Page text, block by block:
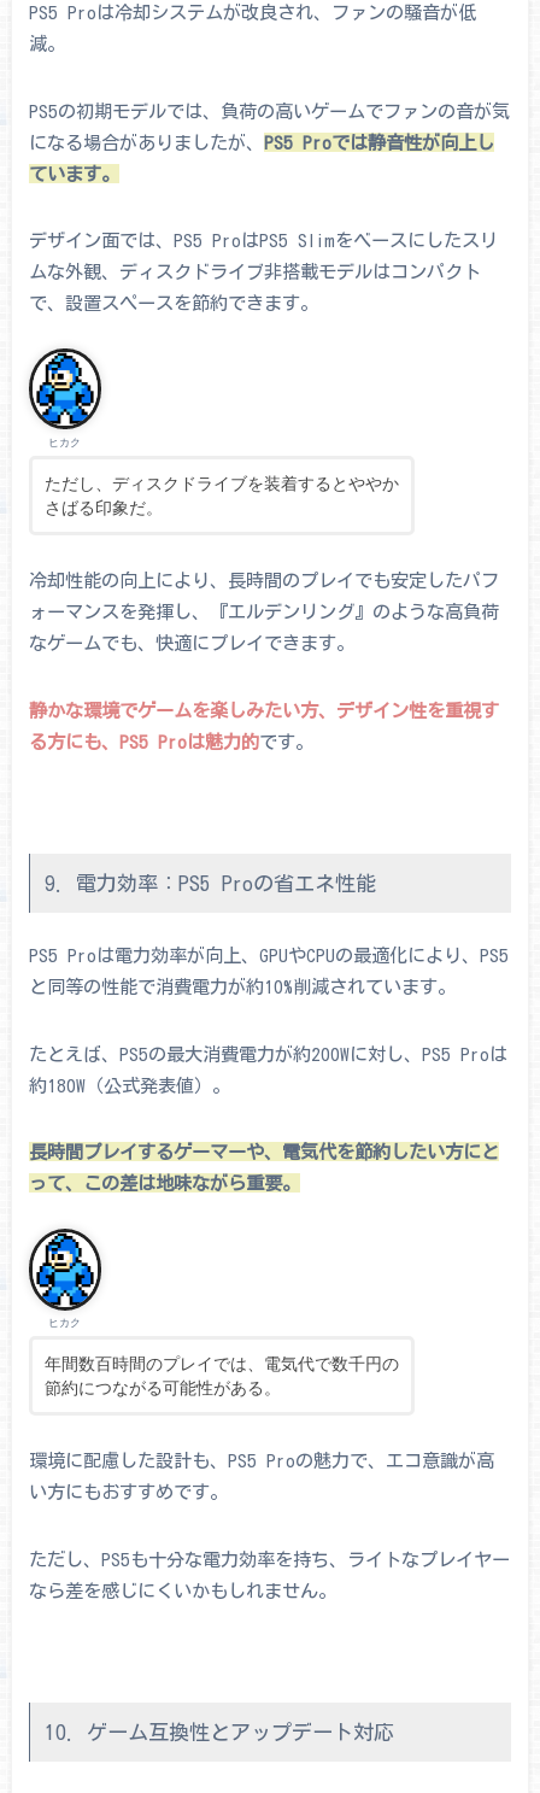
PS5 Proは冷却システムが改良され、ファンの騒音が低
減。
PS5の初期モデルでは、負荷の高いゲームでファンの音が気
になる場合がありましたが、 PS5 Proでは静音性が向上し
ています。
デザイン面では、PS5 ProはPS5 Slimをベースにしたスリ
ムな外観、ディスクドライブ非搭載モデルはコンパクト
で、設置スペースを節約できます。
ヒカク
ただし、ディスクドライブを装着するとややか
さばる印象だ。
冷却性能の向上により、長時間のプレイでも安定したパフ
ォーマンスを発揮し、『エルデンリング』のような高負荷
なゲームでも、快適にプレイできます。
静かな環境でゲームを楽しみたい方、デザイン性を重視す
る方にも、PS5 Proは魅力的です。
9. 電力効率：PS5 Proの省エネ性能
PS5 Proは電力効率が向上、GPUやCPUの最適化により、PS5
と同等の性能で消費電力が約10%削減されています。
たとえば、PS5の最大消費電力が約200Wに対し、PS5 Proは
約180W（公式発表値）。
長時間プレイするゲーマーや、電気代を節約したい方にと
って、この差は地味ながら重要。
ヒカク
年間数百時間のプレイでは、電気代で数千円の
節約につながる可能性がある。
環境に配慮した設計も、PS5 Proの魅力で、エコ意識が高
い方にもおすすめです。
ただし、PS5も十分な電力効率を持ち、ライトなプレイヤー
なら差を感じにくいかもしれません。
10. ゲーム互換性とアップデート対応